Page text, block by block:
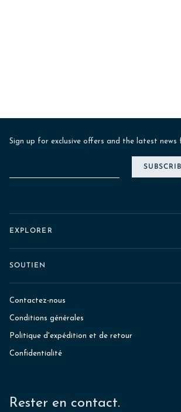
Sign up for exclusive offers and the latest news
EXPLORER
SOUTIEN
Contactez-nous
Conditions générales
Politique d'expédition et de retour
Confidentialité
Rester en contact.